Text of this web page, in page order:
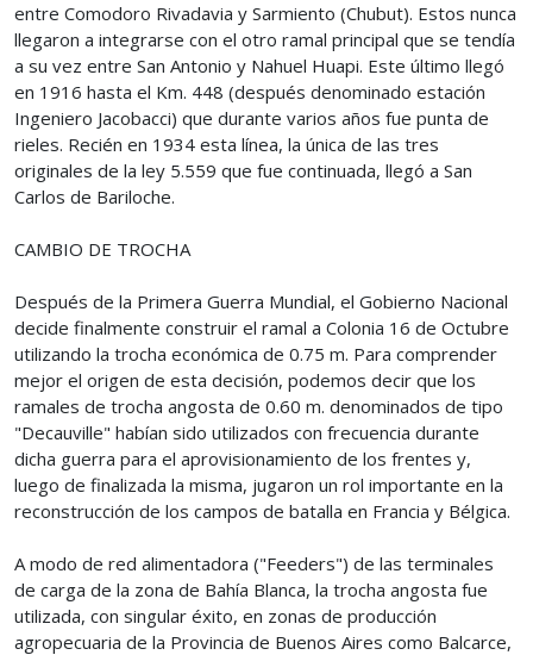
entre Comodoro Rivadavia y Sarmiento (Chubut). Estos nunca
llegaron a integrarse con el otro ramal principal que se tendía
a su vez entre San Antonio y Nahuel Huapi. Este último llegó
en 1916 hasta el Km. 448 (después denominado estación
Ingeniero Jacobacci) que durante varios años fue punta de
rieles. Recién en 1934 esta línea, la única de las tres
originales de la ley 5.559 que fue continuada, llegó a San
Carlos de Bariloche.
CAMBIO DE TROCHA
Después de la Primera Guerra Mundial, el Gobierno Nacional
decide finalmente construir el ramal a Colonia 16 de Octubre
utilizando la trocha económica de 0.75 m. Para comprender
mejor el origen de esta decisión, podemos decir que los
ramales de trocha angosta de 0.60 m. denominados de tipo
"Decauville" habían sido utilizados con frecuencia durante
dicha guerra para el aprovisionamiento de los frentes y,
luego de finalizada la misma, jugaron un rol importante en la
reconstrucción de los campos de batalla en Francia y Bélgica.
A modo de red alimentadora ("Feeders") de las terminales
de carga de la zona de Bahía Blanca, la trocha angosta fue
utilizada, con singular éxito, en zonas de producción
agropecuaria de la Provincia de Buenos Aires como Balcarce,